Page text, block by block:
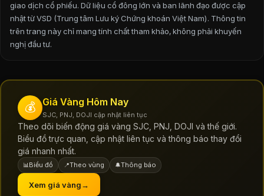
giao dịch cổ phiếu. Dữ liệu cổ đông lớn và ban lãnh đạo được cập
nhật từ VSD (Trung tâm Lưu ký Chứng khoán Việt Nam). Thông tin
trên trang này chỉ mang tính chất tham khảo, không phải khuyến
nghị đầu tư.
💰 Giá Vàng Hôm Nay
SJC, PNJ, DOJI cập nhật liên tục
Theo dõi biến động giá vàng SJC, PNJ, DOJI và thế giới.
Biểu đồ trực quan, cập nhật liên tục và thông báo thay đổi
giá nhanh nhất.
📊 Biểu đồ 📍Theo vùng 🔔Thông báo
Xem giá vàng→